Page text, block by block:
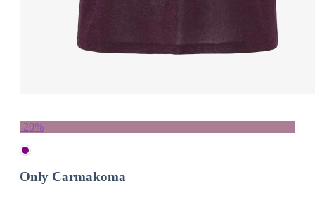
-20%
Only Carmakoma